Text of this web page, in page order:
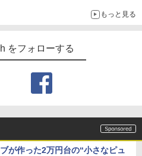
もっと見る
をフォローする
が作った2万円台の“小さなピュ